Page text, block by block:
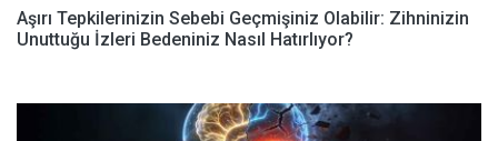
Aşırı Tepkilerinizin Sebebi Geçmişiniz Olabilir: Zihninizin
Unuttuğu İzleri Bedeniniz Nasıl Hatırlıyor?